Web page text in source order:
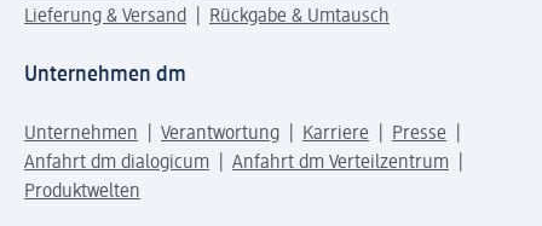
Lieferung & Versand
Rückgabe & Umtausch
Unternehmen dm
Unternehmen Verantwortung Karriere
Presse
Anfahrt dm dialogicum
Anfahrt dm Verteilzentrum
Produktwelten